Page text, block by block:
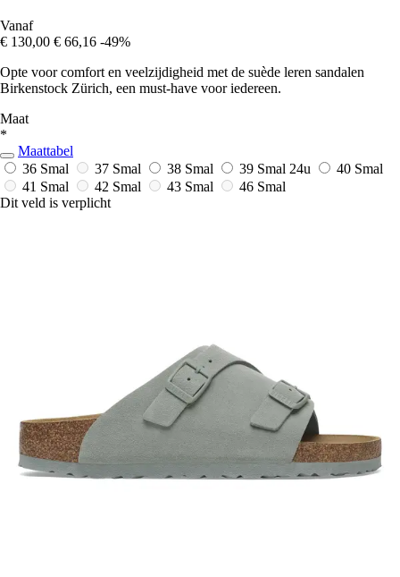
Vanaf
€ 130,00 € 66,16 -49%
Opte voor comfort en veelzijdigheid met de suède leren sandalen
Birkenstock Zürich, een must-have voor iedereen.
Maat
*
Maattabel
36 Smal
37 Smal 38 Smal 39 Smal 24u
40 Smal
41 Smal
42 Smal 43 Smal
46 Smal
Dit veld is verplicht